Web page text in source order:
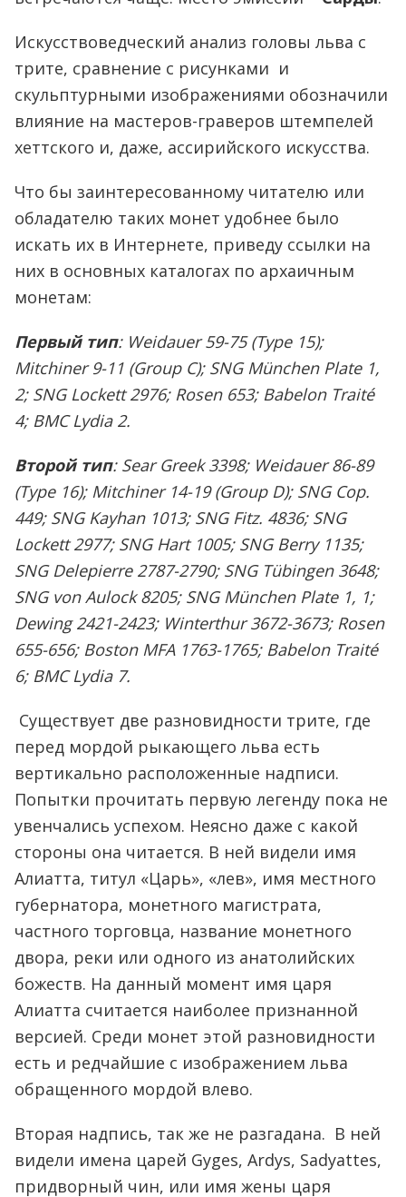
Искусствоведческий анализ головы льва с
трите, сравнение с рисунками и
скульптурными изображениями обозначили
влияние на мастеров-граверов штемпелей
хеттского и, даже, ассирийского искусства.
Что бы заинтересованному читателю или
обладателю таких монет удобнее было
искать их в Интернете, приведу ссылки на
них в основных каталогах по архаичным
монетам:
Первый тип: Weidauer 59-75 (Type 15);
Mitchiner 9-11 (Group C); SNG München Plate 1,
2; SNG Lockett 2976; Rosen 653; Babelon Traité
4; BMC Lydia 2.
Второй тип: Sear Greek 3398; Weidauer 86-89
(Type 16); Mitchiner 14-19 (Group D); SNG Cop.
449; SNG Kayhan 1013; SNG Fitz. 4836; SNG
Lockett 2977; SNG Hart 1005; SNG Berry 1135;
SNG Delepierre 2787-2790; SNG Tübingen 3648;
SNG von Aulock 8205; SNG München Plate 1, 1;
Dewing 2421-2423; Winterthur 3672-3673; Rosen
655-656; Boston MFA 1763-1765; Babelon Traité
6; BMC Lydia 7.
Существует две разновидности трите, где
перед мордой рыкающего льва есть
вертикально расположенные надписи.
Попытки прочитать первую легенду пока не
увенчались успехом. Неясно даже с какой
стороны она читается. В ней видели имя
Алиатта, титул «Царь», «лев», имя местного
губернатора, монетного магистрата,
частного торговца, название монетного
двора, реки или одного из анатолийских
божеств. На данный момент имя царя
Алиатта считается наиболее признанной
версией. Среди монет этой разновидности
есть и редчайшие с изображением льва
обращенного мордой влево.
Вторая надпись, так же не разгадана. В ней
видели имена царей Gyges, Ardys, Sadyattes,
придворный чин, или имя жены царя